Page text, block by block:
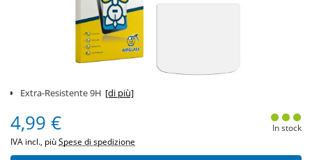
Extra-Resistente 9H [di più]
4,99 €
IVA incl., piùSpese di spedizione
In stock